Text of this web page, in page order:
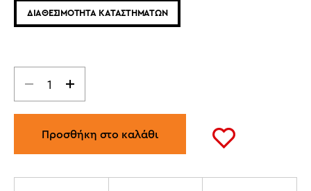
ΔΙΑΘΕΣΙΜΟΤΗΤΑ ΚΑΤΑΣΤΗΜΑΤΩΝ
Προσθήκη στο καλάθι